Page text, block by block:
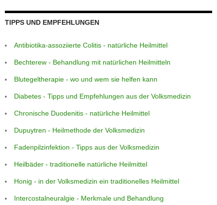
TIPPS UND EMPFEHLUNGEN
Antibiotika-assoziierte Colitis - natürliche Heilmittel
Bechterew - Behandlung mit natürlichen Heilmitteln
Blutegeltherapie - wo und wem sie helfen kann
Diabetes - Tipps und Empfehlungen aus der Volksmedizin
Chronische Duodenitis - natürliche Heilmittel
Dupuytren - Heilmethode der Volksmedizin
Fadenpilzinfektion - Tipps aus der Volksmedizin
Heilbäder - traditionelle natürliche Heilmittel
Honig - in der Volksmedizin ein traditionelles Heilmittel
Intercostalneuralgie - Merkmale und Behandlung